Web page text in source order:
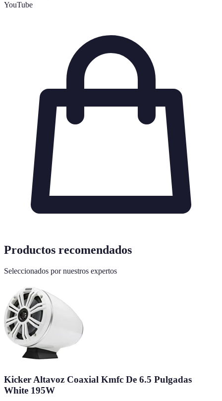
YouTube
Productos recomendados
Seleccionados por nuestros expertos
Kicker Altavoz Coaxial Kmfc De 6.5 Pulgadas
White 195W